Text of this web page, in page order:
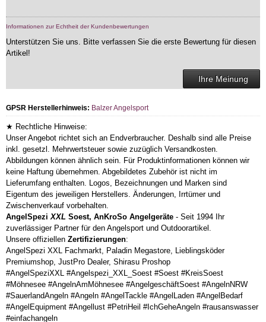
Informationen zur Echtheit der Kundenbewertungen
Unterstützen Sie uns. Bitte verfassen Sie die erste Bewertung für diesen
Artikel!
Ihre Meinung
GPSR Herstellerhinweis: Balzer Angelsport
★ Rechtliche Hinweise:
Unser Angebot richtet sich an Endverbraucher. Deshalb sind alle Preise
inkl. gesetzl. Mehrwertsteuer sowie zuzüglich Versandkosten.
Abbildungen können ähnlich sein. Für Produktinformationen können wir
keine Haftung übernehmen. Abgebildetes Zubehör ist nicht im
Lieferumfang enthalten. Logos, Bezeichnungen und Marken sind
Eigentum des jeweiligen Herstellers. Änderungen, Irrtümer und
Zwischenverkauf vorbehalten.
AngelSpeziXXL Soest, AnKroSo Angelgeräte - Seit 1994 Ihr
zuverlässiger Partner für den Angelsport und Outdoorartikel.
Unsere offiziellen Zertifizierungen:
AngelSpezi XXL Fachmarkt, Paladin Megastore, Lieblingsköder
Premiumshop, JustPro Dealer, Shirasu Proshop
#AngelSpeziXXL #Angelspezi_XXL_Soest #Soest #KreisSoest
#Möhnesee #AngelnAmMöhnesee #AngelgeschäftSoest #AngelnNRW
#SauerlandAngeln #Angeln #AngelTackle #AngelLaden #AngelBedarf
#AngelEquipment #Angellust #PetriHeil #IchGeheAngeln #rausanswasser
#einfachangeln